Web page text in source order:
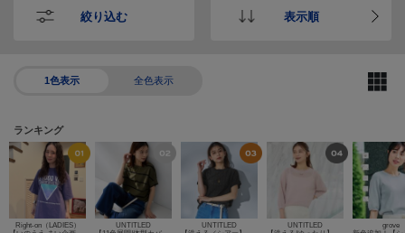
絞り込む 表示順
1色表示 全色表示
ランキング
Right-on（LADIES）
UNTITLED
UNTITLED
UNTITLED
grove